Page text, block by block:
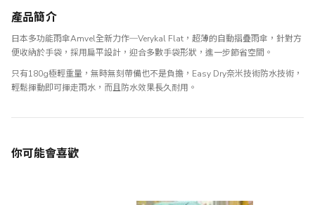
產品簡介
日本多功能雨傘Amvel全新力作─Verykal Flat，超薄的自動摺疊雨傘，針對方
便收納於手袋，採用扁平設計，迎合多數手袋形狀，進一步節省空間。
只有180g極輕重量，無時無刻帶備也不是負擔，Easy Dry奈米技術防水技術，
輕鬆揮動即可揮走雨水，而且防水效果長久耐用。
你可能會喜歡